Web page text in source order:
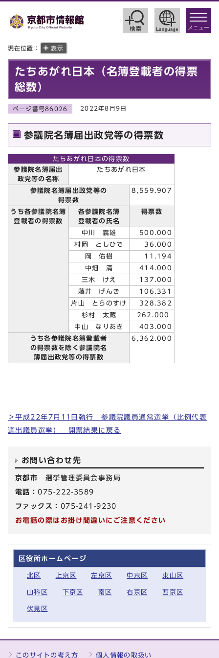
toggle
メニュー
現在位置： 表示
たちあがれ日本（名簿登載者の得票
総数）
ページ番号86026 2022年8月9日
参議院名簿届出政党等の得票数
たちあがれ日本の得票数
参議院名簿届出
政党等の名称
たちあがれ日本
参議院名簿届出政党等の
得票数
8,559.907
うち各参議院名簿
登載者の得票数
各参議院名簿
登載者の氏名
得票数
中川 義雄
500.000
村岡 としひで
36.000
岡 佑樹
11.194
中畑 清
414.000
三木 けえ
137.000
藤井 げんき
106.331
片山 とらのすけ
328.382
杉村 太蔵
262.000
中山 なりあき
403.000
うち各参議院名簿登載者
の得票数を除く参議院名
簿届出政党等の得票数
6,362.000
＞平成22年7月11日執行 参議院議員通常選挙（比例代表
選出議員選挙） 開票結果に戻る
お問い合わせ先
京都市 選挙管理委員会事務局
電話：075-222-3589
ファックス： 075-241-9230
お電話の際はお掛け間違いにご注意ください
区役所ホームページ
北区 上京区 左京区 中京区 東山区
山科区 下京区 南区 右京区 西京区
伏見区
このサイトの考え方 個人情報の取扱い